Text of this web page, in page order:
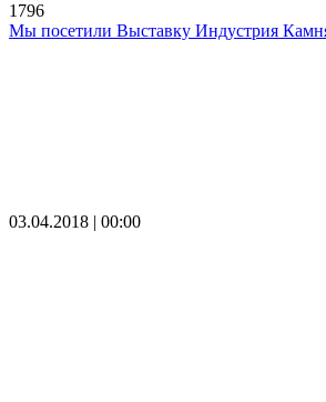
1796
Мы посетили Выставку Индустрия
03.04.2018 | 00:00